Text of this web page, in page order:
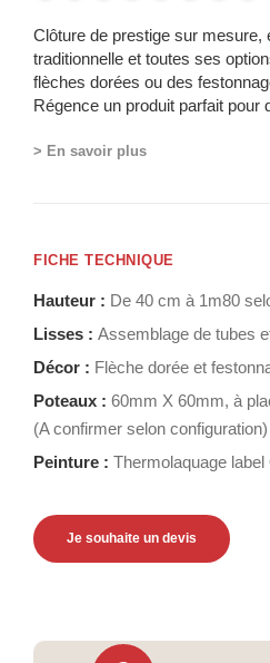
Clôture de prestige sur mesure,
traditionnelle et toutes ses
flèches dorées ou des
Régence un produit parfait
> En savoir plus
FICHE TECHNIQUE
Hauteur : De 40 cm à 1m80
Lisses : Assemblage de tubes
Décor : Flèche dorée et
Poteaux : 60mm X 60mm, à
(A confirmer selon configuration)
Peinture : Thermolaquage
Je souhaite un devis